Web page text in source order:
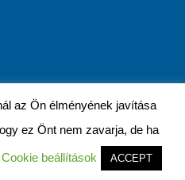
az Ön élményének javítása
ez Önt nem zavarja, de ha
Cookie beállítások ACCEPT